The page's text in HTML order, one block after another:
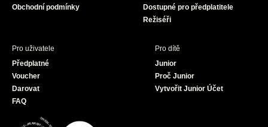
Obchodní podmínky
Dostupné pro předplatitele
Režiséři
Pro uživatele
Předplatné
Voucher
Darovat
FAQ
Pro dítě
Junior
Proč Junior
Vytvořit Junior Účet